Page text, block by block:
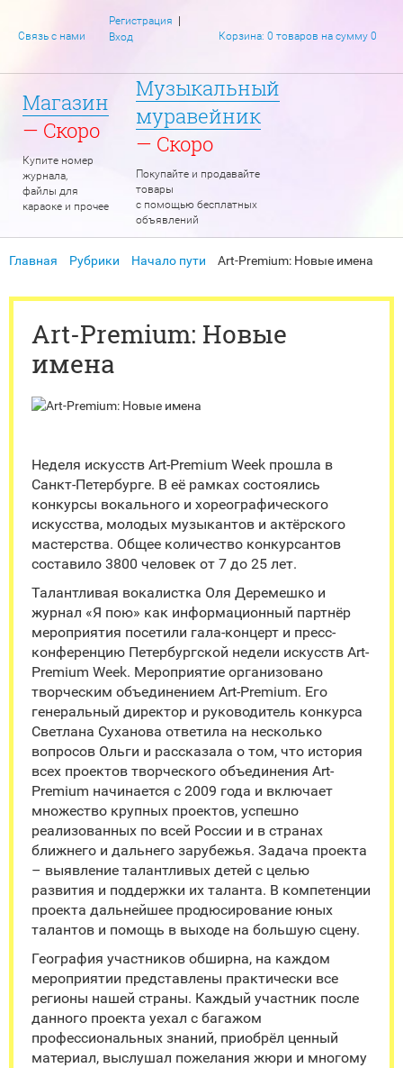
Связь с нами
Регистрация
Вход
Корзина: 0 товаров на сумму 0
Магазин
— Скоро
Купите номер
журнала,
файлы для
караоке и прочее
Музыкальный
муравейник
— Скоро
Покупайте и продавайте
товары
с помощью бесплатных
объявлений
Главная Рубрики Начало пути Art-Premium: Новые имена
Art-Premium: Новые
имена
Неделя искусств Art-Premium Week прошла в
Санкт-Петербурге. В её рамках состоялись
конкурсы вокального и хореографического
искусства, молодых музыкантов и актёрского
мастерства. Общее количество конкурсантов
составило 3800 человек от 7 до 25 лет.
Талантливая вокалистка Оля Деремешко и
журнал «Я пою» как информационный партнёр
мероприятия посетили гала-концерт и пресс-
конференцию Петербургской недели искусств Art-
Premium Week. Мероприятие организовано
творческим объединением Аrt-Premium. Его
генеральный директор и руководитель конкурса
Светлана Суханова ответила на несколько
вопросов Ольги и рассказала о том, что история
всех проектов творческого объединения Аrt-
Premium начинается с 2009 года и включает
множество крупных проектов, успешно
реализованных по всей России и в странах
ближнего и дальнего зарубежья. Задача проекта
– выявление талантливых детей с целью
развития и поддержки их таланта. В компетенции
проекта дальнейшее продюсирование юных
талантов и помощь в выходе на большую сцену.
География участников обширна, на каждом
мероприятии представлены практически все
регионы нашей страны. Каждый участник после
данного проекта уехал с багажом
профессиональных знаний, приобрёл ценный
материал, выслушал пожелания жюри и многому